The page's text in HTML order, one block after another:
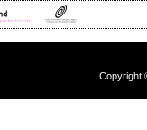
Copyright